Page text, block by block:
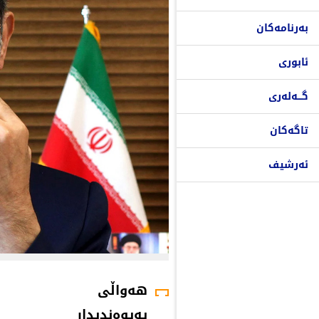
بەرنامەکان
ئابوری
گـــەلەری
تاگەکان
ئەرشیف
هەواڵی